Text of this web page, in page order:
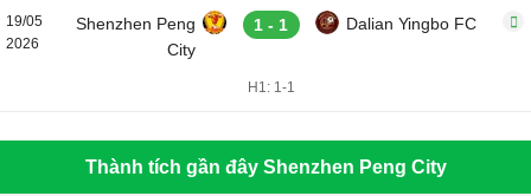
19/05
2026
Shenzhen Peng
City
1 - 1 Dalian Yingbo FC
H1: 1-1
Thành tích gần đây Shenzhen Peng City